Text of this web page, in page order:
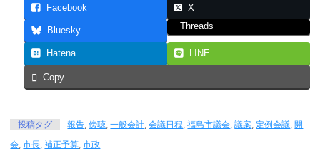
Facebook X
Bluesky Threads
Hatena LINE
Copy
投稿タグ 報告,傍聴,一般会計,会議日程,福島市議会,議案, 定例会議, 開
会,市長,補正予算,市政